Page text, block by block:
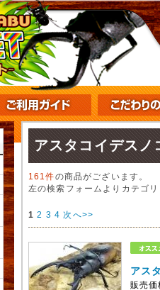
アスタコイデスノ
161件の商品がございます。
左の検索フォームよりカテゴ
1 2 3 4 次へ>>
アス
販売価